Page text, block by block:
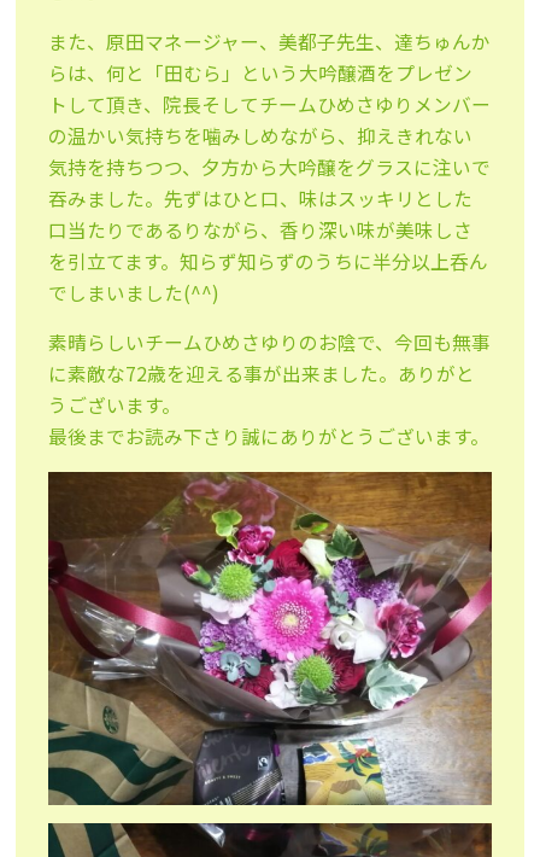
また、原田マネージャー、美都子先生、達ちゅんか
らは、何と「田むら」という大吟醸酒をプレゼン
トして頂き、院長そしてチームひめさゆりメンバー
の温かい気持ちを噛みしめながら、抑えきれない
気持を持ちつつ、夕方から大吟醸をグラスに注いで
吞みました。先ずはひと口、味はスッキリとした
口当たりであるりながら、香り深い味が美味しさ
を引立てます。知らず知らずのうちに半分以上呑ん
でしまいました(^^)
素晴らしいチームひめさゆりのお陰で、今回も無事
に素敵な72歳を迎える事が出来ました。ありがと
うございます。
最後までお読み下さり誠にありがとうございます。